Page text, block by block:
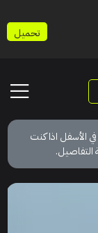
الأسفل اذا كنت
تحميل